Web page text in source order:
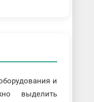
и
выделить